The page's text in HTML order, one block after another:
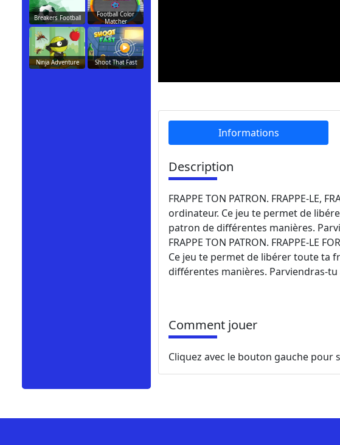
Informations
Description
FRAPPE TON PATRON. FRAPPE-LE,
ordinateur. Ce jeu te permet de
patron de différentes manières.
FRAPPE TON PATRON. FRAPPE-LE
Ce jeu te permet de libérer toute ta
différentes manières. Parviendras-
Comment jouer
Cliquez avec le bouton gauche pour
Breakers Football
Football Color
Matcher
Ninja Adventure Shoot That Fast